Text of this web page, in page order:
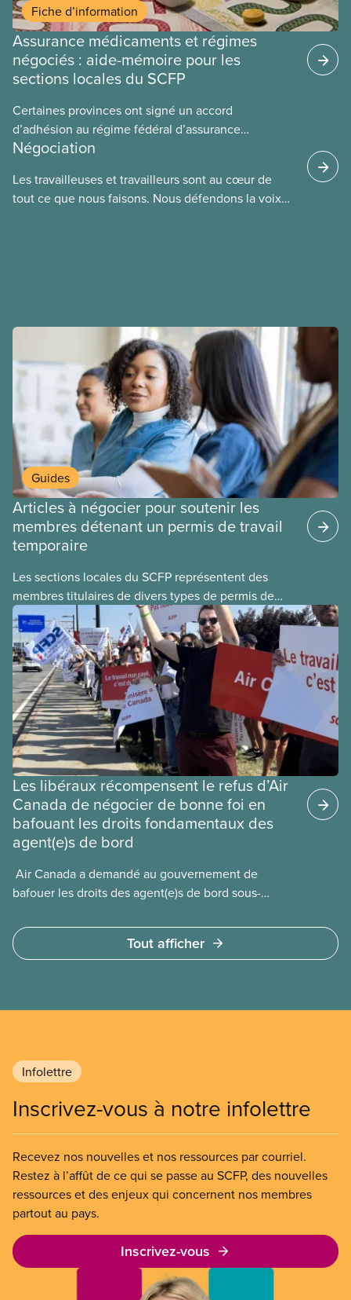
Fiche d’information
Assurance médicaments et régimes
négociés : aide-mémoire pour les
sections locales du SCFP
Certaines provinces ont signé un accord
d’adhésion au régime fédéral d’assurance
médicaments. Les sections locales du SCFP dans
régime pourrait avoir sur leurs avantages
sociaux actuels.
Négociation
Les travailleuses et travailleurs sont au cœur de
tout ce que nous faisons. Nous défendons la voix
Guides
Articles à négocier pour soutenir les
membres détenant un permis de travail
temporaire
Les sections locales du SCFP représentent des
membres titulaires de divers types de permis de
travail temporaires, incluant les permis pour
travailleuses et travailleurs étrangers temporaires,
les permis d’études et les permis de
travail postdiplôme.
Les libéraux récompensent le refus d’Air
Canada de négocier de bonne foi en
bafouant les droits fondamentaux des
agent(e)s de bord
​ Air Canada a demandé au gouvernement de
bafouer les droits des agent(e)s de bord sous-
ministre de l’Emploi, Patty Hajdu, n’a attendu que
quelques heures pour accéder à cette demande de
Tout afficher
Infolettre
Inscrivez-vous à notre infolettre
Recevez nos nouvelles et nos ressources par courriel.
Restez à l’affût de ce qui se passe au SCFP, des nouvelles
ressources et des enjeux qui concernent nos membres
partout au pays.
Inscrivez-vous